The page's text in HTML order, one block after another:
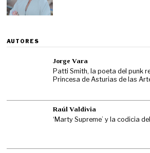
AUTORES
Jorge Vara
Patti Smith, la poeta del punk
Princesa de Asturias de las
Raúl Valdivia
‘Marty Supreme’ y la codicia